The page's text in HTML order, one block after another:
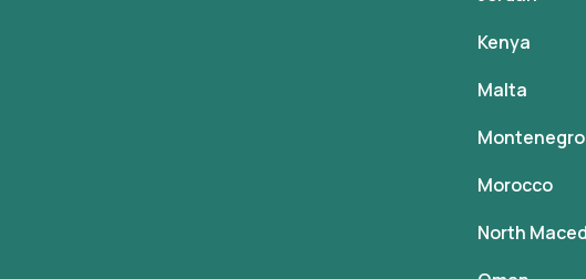
Kenya
Malta
Montenegro
Morocco
North